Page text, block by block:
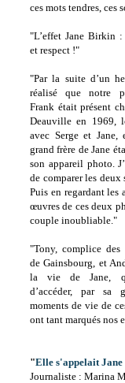
ces mots tendres, ces
"L’effet Jane Birkin
et respect !"
"Par la suite d’un
réalisé que notre
Frank était présent
Deauville en 1969,
avec Serge et Jane,
grand frère de Jane
son appareil photo.
de comparer les
Puis en regardant les
œuvres de ces deux
couple inoubliable."
"Tony, complice des
de Gainsbourg, et
la vie de Jane,
d’accéder, par sa
moments de vie de
ont tant marqués nos
"Elle s'appelait
Journaliste : Marina